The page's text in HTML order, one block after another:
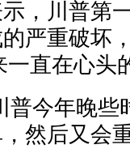
川普第一
的严重破
直在心头的
今年晚些
然后又会